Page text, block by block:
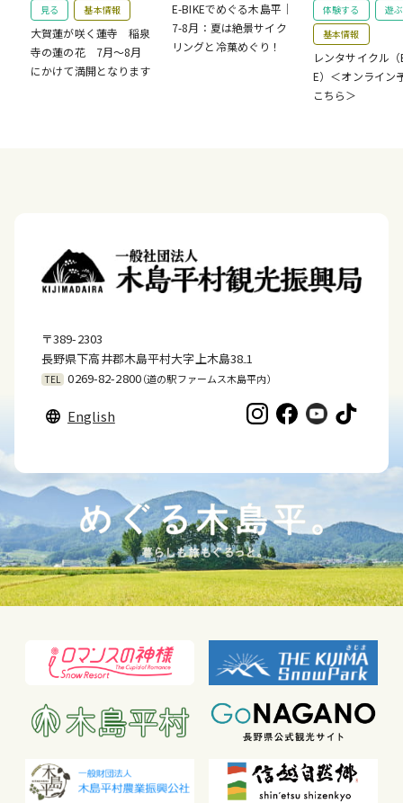
見る 基本情報
大賀蓮が咲く蓮寺 稲泉
寺の蓮の花 7月～8月
にかけて満開となります
E-BIKEでめぐる木島平｜
7-8月：夏は絶景サイク
リングと冷菓めぐり！
体験する
遊ぶ
基本情報
レンタサイクル（
E）＜オンライン
こちら＞
〒389-2303
長野県下高井郡木島平村大字上木島38₋1
TEL 0269-82-2800（道の駅ファームス木島平内）
English